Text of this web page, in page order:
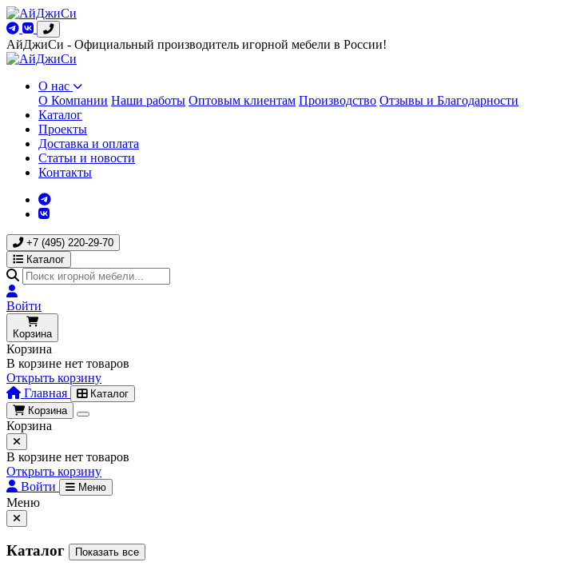
АйДжиСи - Официальный производитель игорной мебели в России!
О нас
О Компании Наши работы Оптовым клиентам Производство Отзывы и Благодарности
Каталог
Проекты
Доставка и оплата
Статьи и новости
Контакты
+7 (495) 220-29-70
Каталог
Войти
Корзина
Корзина
В корзине нет товаров
Открыть корзину
Главная
Каталог
Корзина
Корзина
В корзине нет товаров
Открыть корзину
Войти
Меню
Меню
Каталог Показать все